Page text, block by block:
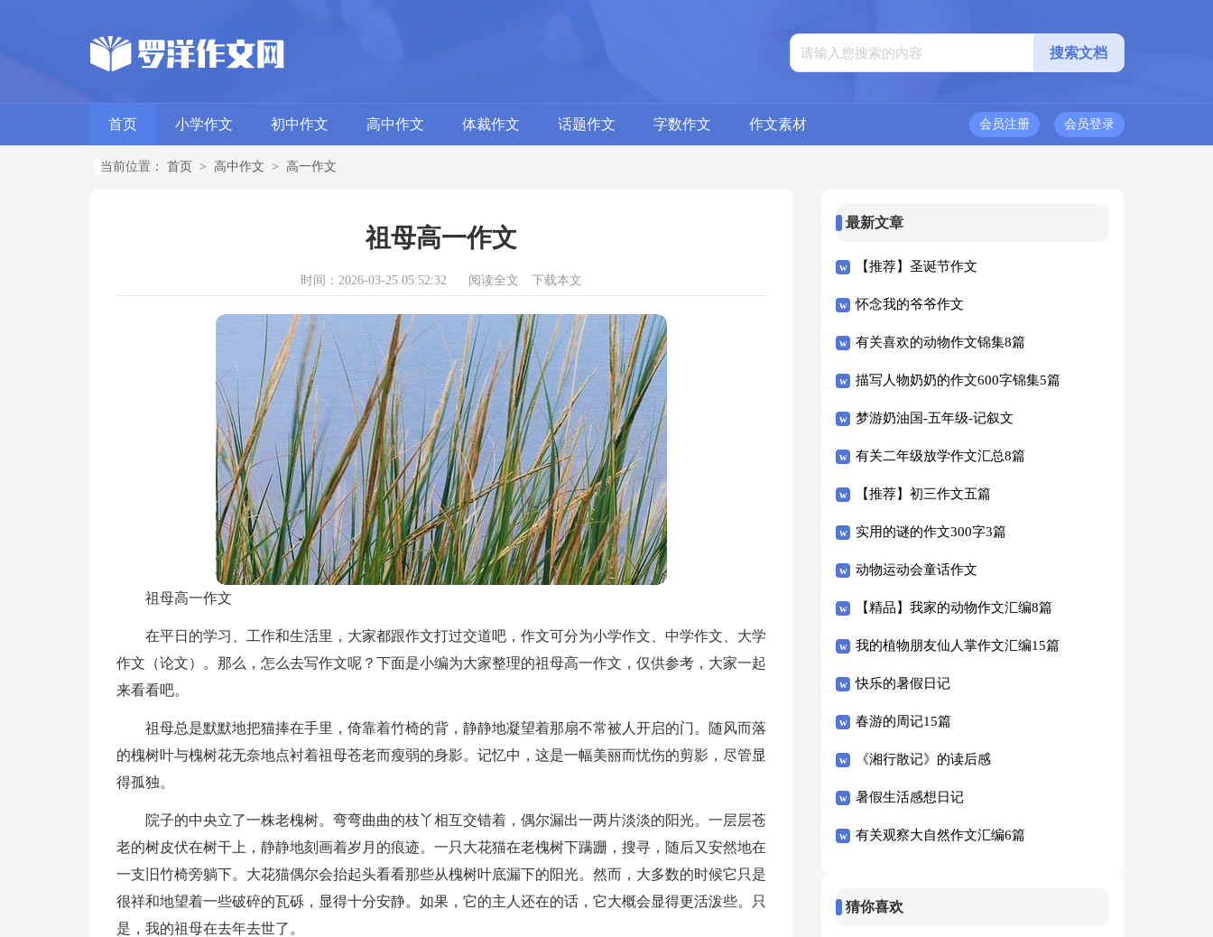
首页 小学作文 初中作文 高中作文 体裁作文 话题作文 字数作文 作文素材 会员登录
会员注册
当前位置： 首页 > 高中作文 > 高一作文
祖母高一作文
时间：2026-03-25 05:52:32 阅读全文 下载本文
祖母高一作文
在平日的学习、工作和生活里，大家都跟作文打过交道吧，作文可分为小学作文、中学作文、大学
作文（论文）。那么，怎么去写作文呢？下面是小编为大家整理的祖母高一作文，仅供参考，大家一起
来看看吧。
祖母总是默默地把猫捧在手里，倚靠着竹椅的背，静静地凝望着那扇不常被人开启的门。随风而落
的槐树叶与槐树花无奈地点衬着祖母苍老而瘦弱的身影。记忆中，这是一幅美丽而忧伤的剪影，尽管显
得孤独。
院子的中央立了一株老槐树。弯弯曲曲的枝丫相互交错着，偶尔漏出一两片淡淡的阳光。一层层苍
老的树皮伏在树干上，静静地刻画着岁月的痕迹。一只大花猫在老槐树下蹒跚，搜寻，随后又安然地在
一支旧竹椅旁躺下。大花猫偶尔会抬起头看看那些从槐树叶底漏下的阳光。然而，大多数的时候它只是
很祥和地望着一些破碎的瓦砾，显得十分安静。如果，它的主人还在的话，它大概会显得更活泼些。只
是，我的祖母在去年去世了。
最新文章
【推荐】圣诞节作文
怀念我的爷爷作文
有关喜欢的动物作文锦集8篇
描写人物奶奶的作文600字锦集5篇
梦游奶油国-五年级-记叙文
有关二年级放学作文汇总8篇
【推荐】初三作文五篇
实用的谜的作文300字3篇
动物运动会童话作文
【精品】我家的动物作文汇编8篇
我的植物朋友仙人掌作文汇编15篇
快乐的暑假日记
春游的周记15篇
《湘行散记》的读后感
暑假生活感想日记
有关观察大自然作文汇编6篇
猜你喜欢